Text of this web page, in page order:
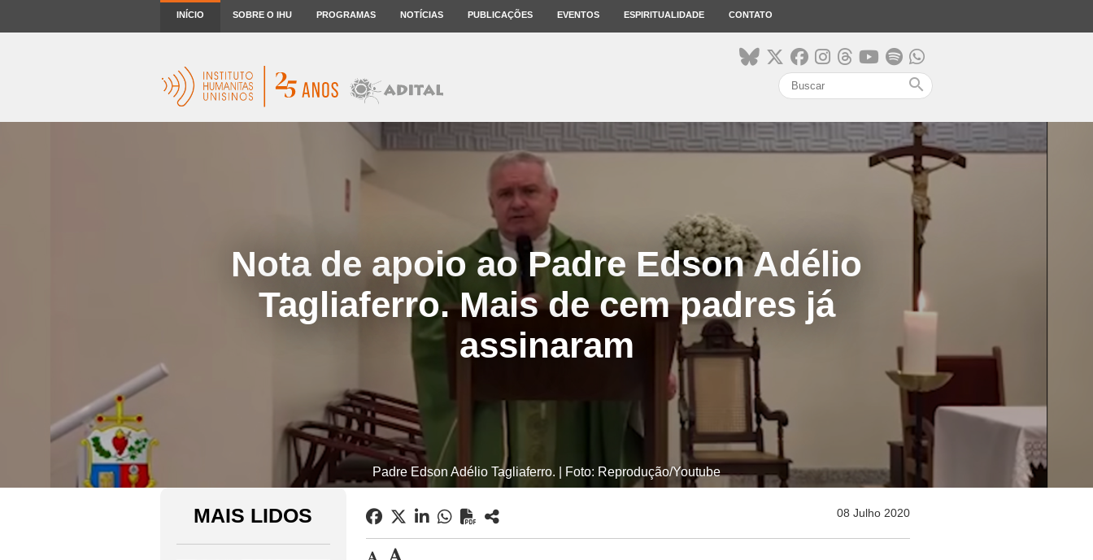
INÍCIO SOBRE O IHU PROGRAMAS NOTÍCIAS PUBLICAÇÕES EVENTOS ESPIRITUALIDADE CONTATO
search
Nota de apoio ao Padre Edson Adélio
Tagliaferro. Mais de cem padres já
assinaram
Padre Edson Adélio Tagliaferro. | Foto: Reprodução/Youtube
MAIS LIDOS 08 Julho 2020